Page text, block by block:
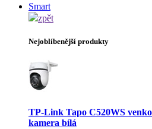
Smart
zpět
Nejoblíbenější produkty
TP-Link Tapo C520WS
kamera bílá